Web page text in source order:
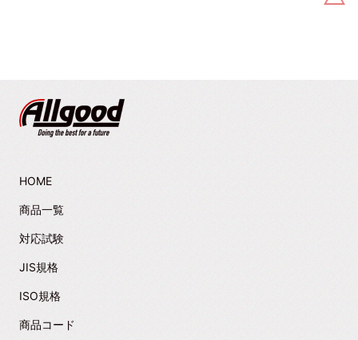
HOME
商品一覧
対応試験
JIS規格
ISO規格
商品コード